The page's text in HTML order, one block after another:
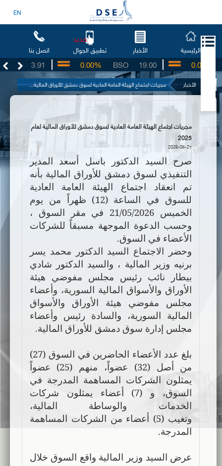
EN
الرئيسية الأخبار تطبيق الجوال
جديد
اتصل بنا
3.91 19.00
BSO
0.00% 0.00%
الأخبار مجريات اجتماع الهيئة العامة العادية لسوق دمشق للأوراق المالية...
مجريات اجتماع الهيئة العامة العادية لسوق دمشق للأوراق المالية لعام
2025
2026-05-21
صرح السيد الدكتور باسل أسعد المدير
التنفيذي لسوق دمشق للأوراق المالية بأنه
تم انعقاد اجتماع الهيئة العامة العادية
للسوق في الساعة (12) ظهراً من يوم
الخميس 21/05/2026 في مقر السوق ،
وحسب الدعوة الموجهة مسبقاً للشركات
الأعضاء في السوق.
وحضر الاجتماع السيد الدكتور محمد يسر
برنيه وزير المالية ، والسيد الدكتور شادي
بيطار نائب رئيس مجلس مفوضي هيئة
الأوراق والأسواق المالية السورية، وأعضاء
مجلس مفوضي هيئة الأوراق والأسواق
المالية السورية، والسادة رئيس وأعضاء
مجلس إدارة سوق دمشق للأوراق المالية.
بلغ عدد الأعضاء الحاضرين في السوق (27)
من أصل (32) عضواً، منهم (25) عضواً
يمثلون الشركات المساهمة المدرجة في
السوق، و
(
7) أعضاء يمثلون شركات
الخدمات والوساطة المالية،
وتغيب (5) أعضاء من الشركات المساهمة
المدرجة.
عرض السيد وزير المالية واقع السوق خلال